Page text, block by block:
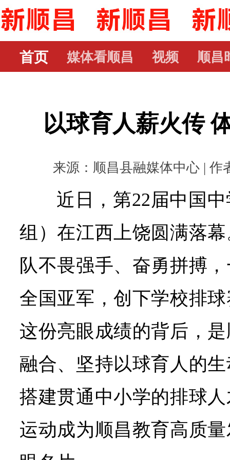
首页 媒体看顺昌 视频 顺昌
以球育人薪火传
来源：顺昌县融媒体中心 | 作
近日，第22届中国
组）在江西上饶圆满落
队不畏强手、奋勇拼搏
全国亚军，创下学校排
这份亮眼成绩的背后，
融合、坚持以球育人的
搭建贯通中小学的排球
运动成为顺昌教育高质